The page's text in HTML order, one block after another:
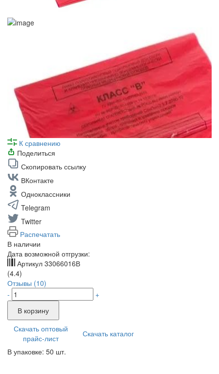
К сравнению
Поделиться
Скопировать ссылку
ВКонтакте
Одноклассники
Telegram
Twitter
Распечатать
В наличии
Дата возможной отгрузки:
Артикул 33066016В
(4.4)
Отзывы (10)
-
+
В корзину
Скачать оптовый
прайс-лист
Скачать каталог
В упаковке: 50 шт.